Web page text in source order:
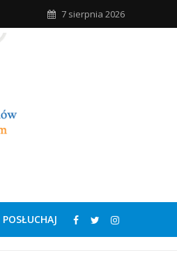
7 sierpnia 2026
POSŁUCHAJ